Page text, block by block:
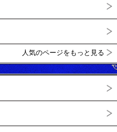
人気のページをもっと見る